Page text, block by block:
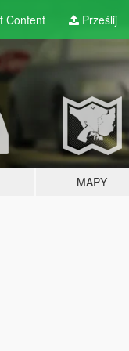
Content Prześlij
MAPY